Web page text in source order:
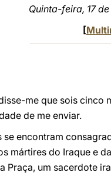
Quinta-feira, 17
[
me que sois cinco
de me enviar.
se encontram
mártires do Iraque e
Praça, um sacerdote